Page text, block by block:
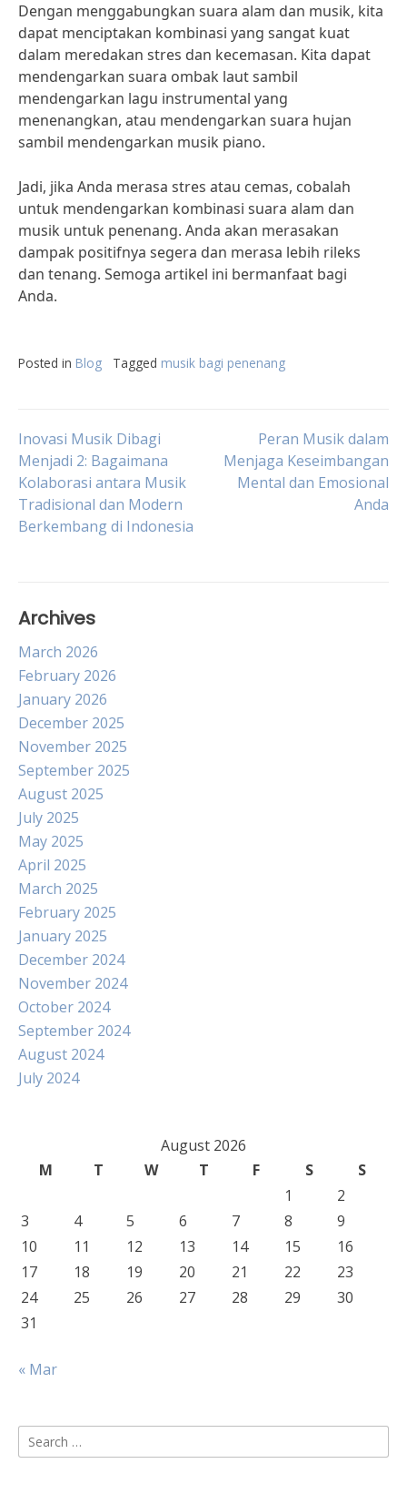
Dengan menggabungkan suara alam dan musik, kita
dapat menciptakan kombinasi yang sangat kuat
dalam meredakan stres dan kecemasan. Kita dapat
mendengarkan suara ombak laut sambil
mendengarkan lagu instrumental yang
menenangkan, atau mendengarkan suara hujan
sambil mendengarkan musik piano.
Jadi, jika Anda merasa stres atau cemas, cobalah
untuk mendengarkan kombinasi suara alam dan
musik untuk penenang. Anda akan merasakan
dampak positifnya segera dan merasa lebih rileks
dan tenang. Semoga artikel ini bermanfaat bagi
Anda.
Posted in Blog Tagged musik bagi penenang
Post
navigation
Inovasi Musik Dibagi
Menjadi 2: Bagaimana
Kolaborasi antara Musik
Tradisional dan Modern
Berkembang di Indonesia
Peran Musik dalam
Menjaga Keseimbangan
Mental dan Emosional
Anda
Archives
March 2026
February 2026
January 2026
December 2025
November 2025
September 2025
August 2025
July 2025
May 2025
April 2025
March 2025
February 2025
January 2025
December 2024
November 2024
October 2024
September 2024
August 2024
July 2024
August 2026
M
T W T F S
S
1
2
3
4 5 6 7 8
9
10
11 12 13 14 15
16
17
18 19 20 21 22
23
24
25 26 27 28 29
30
31
« Mar
Search
for: